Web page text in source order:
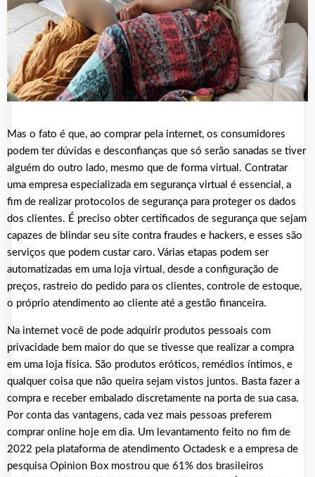
Mas o fato é que, ao comprar pela internet, os consumidores
podem ter dúvidas e desconfianças que só serão sanadas se tiver
alguém do outro lado, mesmo que de forma virtual. Contratar
uma empresa especializada em segurança virtual é essencial, a
fim de realizar protocolos de segurança para proteger os dados
dos clientes. É preciso obter certificados de segurança que sejam
capazes de blindar seu site contra fraudes e hackers, e esses são
serviços que podem custar caro. Várias etapas podem ser
automatizadas em uma loja virtual, desde a configuração de
preços, rastreio do pedido para os clientes, controle de estoque,
o próprio atendimento ao cliente até a gestão financeira.
Na internet você de pode adquirir produtos pessoais com
privacidade bem maior do que se tivesse que realizar a compra
em uma loja física. São produtos eróticos, remédios íntimos, e
qualquer coisa que não queira sejam vistos juntos. Basta fazer a
compra e receber embalado discretamente na porta de sua casa.
Por conta das vantagens, cada vez mais pessoas preferem
comprar online hoje em dia. Um levantamento feito no fim de
2022 pela plataforma de atendimento Octadesk e a empresa de
pesquisa Opinion Box mostrou que 61% dos brasileiros